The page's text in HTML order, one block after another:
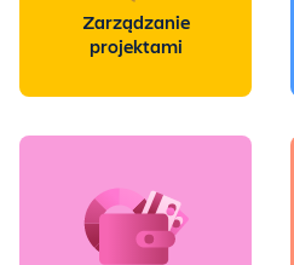
Zarządzanie
projektami